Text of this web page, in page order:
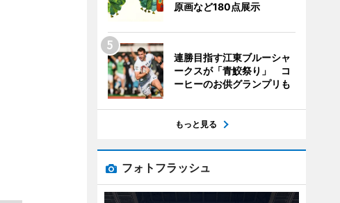
原画など180点展示
連勝目指す江東ブルーシャ
ークスが「青鮫祭り」 コ
ーヒーのお供グランプリも
もっと見る
フォトフラッシュ